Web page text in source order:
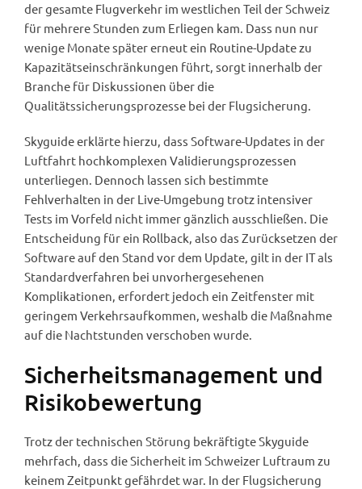
der gesamte Flugverkehr im westlichen Teil der Schweiz
für mehrere Stunden zum Erliegen kam. Dass nun nur
wenige Monate später erneut ein Routine-Update zu
Kapazitätseinschränkungen führt, sorgt innerhalb der
Branche für Diskussionen über die
Qualitätssicherungsprozesse bei der Flugsicherung.
Skyguide erklärte hierzu, dass Software-Updates in der
Luftfahrt hochkomplexen Validierungsprozessen
unterliegen. Dennoch lassen sich bestimmte
Fehlverhalten in der Live-Umgebung trotz intensiver
Tests im Vorfeld nicht immer gänzlich ausschließen. Die
Entscheidung für ein Rollback, also das Zurücksetzen der
Software auf den Stand vor dem Update, gilt in der IT als
Standardverfahren bei unvorhergesehenen
Komplikationen, erfordert jedoch ein Zeitfenster mit
geringem Verkehrsaufkommen, weshalb die Maßnahme
auf die Nachtstunden verschoben wurde.
Sicherheitsmanagement und
Risikobewertung
Trotz der technischen Störung bekräftigte Skyguide
mehrfach, dass die Sicherheit im Schweizer Luftraum zu
keinem Zeitpunkt gefährdet war. In der Flugsicherung